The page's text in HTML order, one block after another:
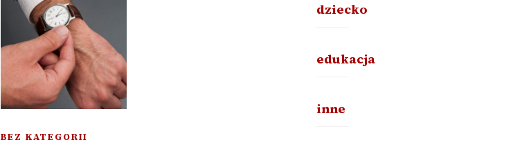
BEZ KATEGORII
dziecko
edukacja
inne